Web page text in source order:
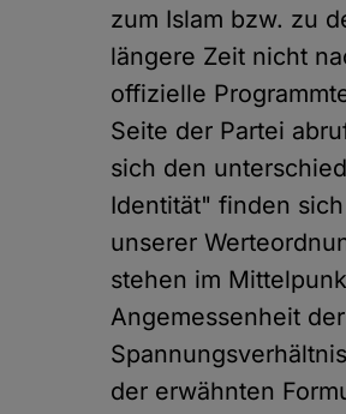
zum Islam bzw. zu
längere Zeit nicht
offizielle
Seite der Partei
sich den
Identität" finden
unserer
stehen im
Angemessenheit
der erwähnten